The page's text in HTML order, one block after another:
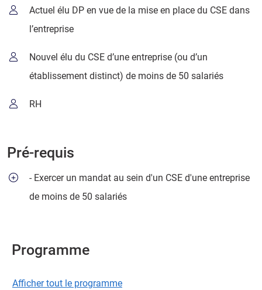
Actuel élu DP en vue de la mise en place du CSE dans
l’entreprise
Nouvel élu du CSE d’une entreprise (ou d’un
établissement distinct) de moins de 50 salariés
RH
Pré-requis
- Exercer un mandat au sein d'un CSE d'une entreprise
de moins de 50 salariés
Programme
Afficher tout le programme